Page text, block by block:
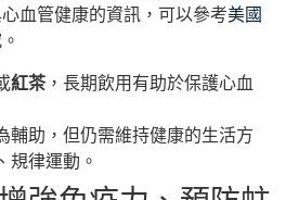
血管健康的資訊，可以參考美國
紅茶，長期飲用有助於保護心血
輔助，但仍需維持健康的生活方
規律運動。